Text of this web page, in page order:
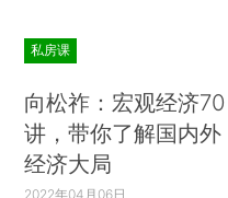
私房课
向松祚：宏观经济70
讲，带你了解国内外
经济大局
2022年04月06日